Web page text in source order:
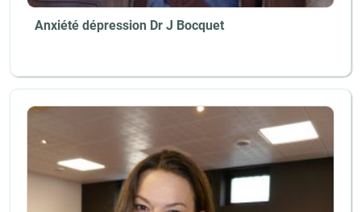
Anxiété dépression Dr J Bocquet